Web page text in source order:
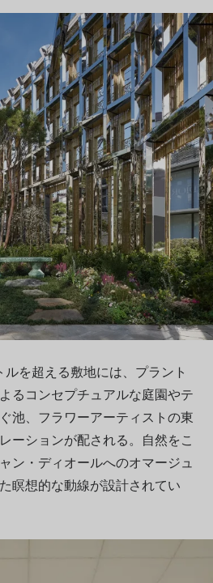
を超える敷地には、プラント
るコンセプチュアルな庭園やテ
池、フラワーアーティストの東
ーションが配される。自然をこ
ン・ディオールへのオマージュ
瞑想的な動線が設計されてい